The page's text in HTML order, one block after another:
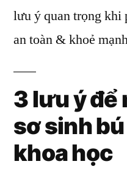
khi
cho
bé
học
lưu ý quan trọng khi
an toàn & khoẻ
3 lưu ý để
sơ sinh
khoa học